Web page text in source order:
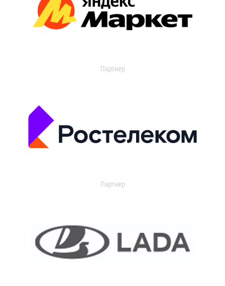
Партнер
Партнер